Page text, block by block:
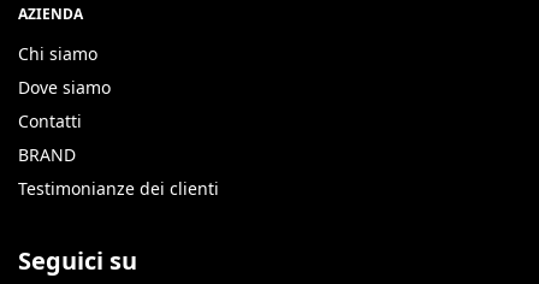
AZIENDA
Chi siamo
Dove siamo
Contatti
BRAND
Testimonianze dei clienti
Seguici su